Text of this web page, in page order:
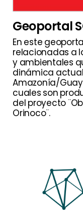
Geoportal
En este
relacionadas a
y ambientales
dinámica actual
Amazonía/
cuales son
del proyecto
Orinoco¨.